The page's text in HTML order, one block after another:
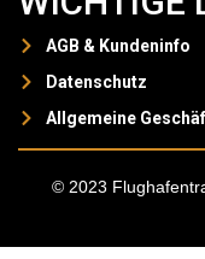
AGB & Kundeninfo
Datenschutz
Allgemeine
© 2023